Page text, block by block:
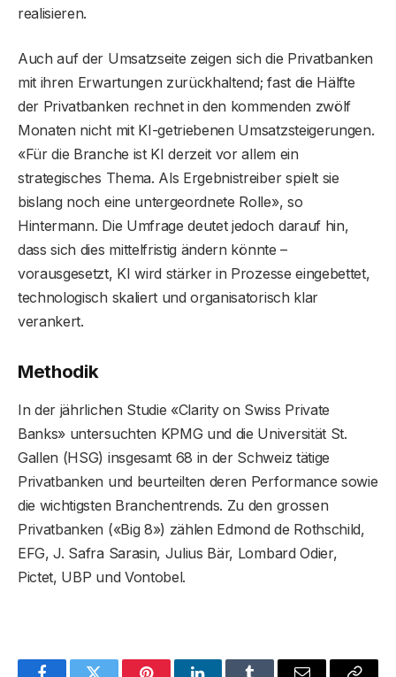
realisieren.
Auch auf der Umsatzseite zeigen sich die Privatbanken
mit ihren Erwartungen zurückhaltend; fast die Hälfte
der Privatbanken rechnet in den kommenden zwölf
Monaten nicht mit KI-getriebenen Umsatzsteigerungen.
«Für die Branche ist KI derzeit vor allem ein
strategisches Thema. Als Ergebnistreiber spielt sie
bislang noch eine untergeordnete Rolle», so
Hintermann. Die Umfrage deutet jedoch darauf hin,
dass sich dies mittelfristig ändern könnte –
vorausgesetzt, KI wird stärker in Prozesse eingebettet,
technologisch skaliert und organisatorisch klar
verankert.
Methodik
In der jährlichen Studie «Clarity on Swiss Private
Banks» untersuchten KPMG und die Universität St.
Gallen (HSG) insgesamt 68 in der Schweiz tätige
Privatbanken und beurteilten deren Performance sowie
die wichtigsten Branchentrends. Zu den grossen
Privatbanken («Big 8») zählen Edmond de Rothschild,
EFG, J. Safra Sarasin, Julius Bär, Lombard Odier,
Pictet, UBP und Vontobel.